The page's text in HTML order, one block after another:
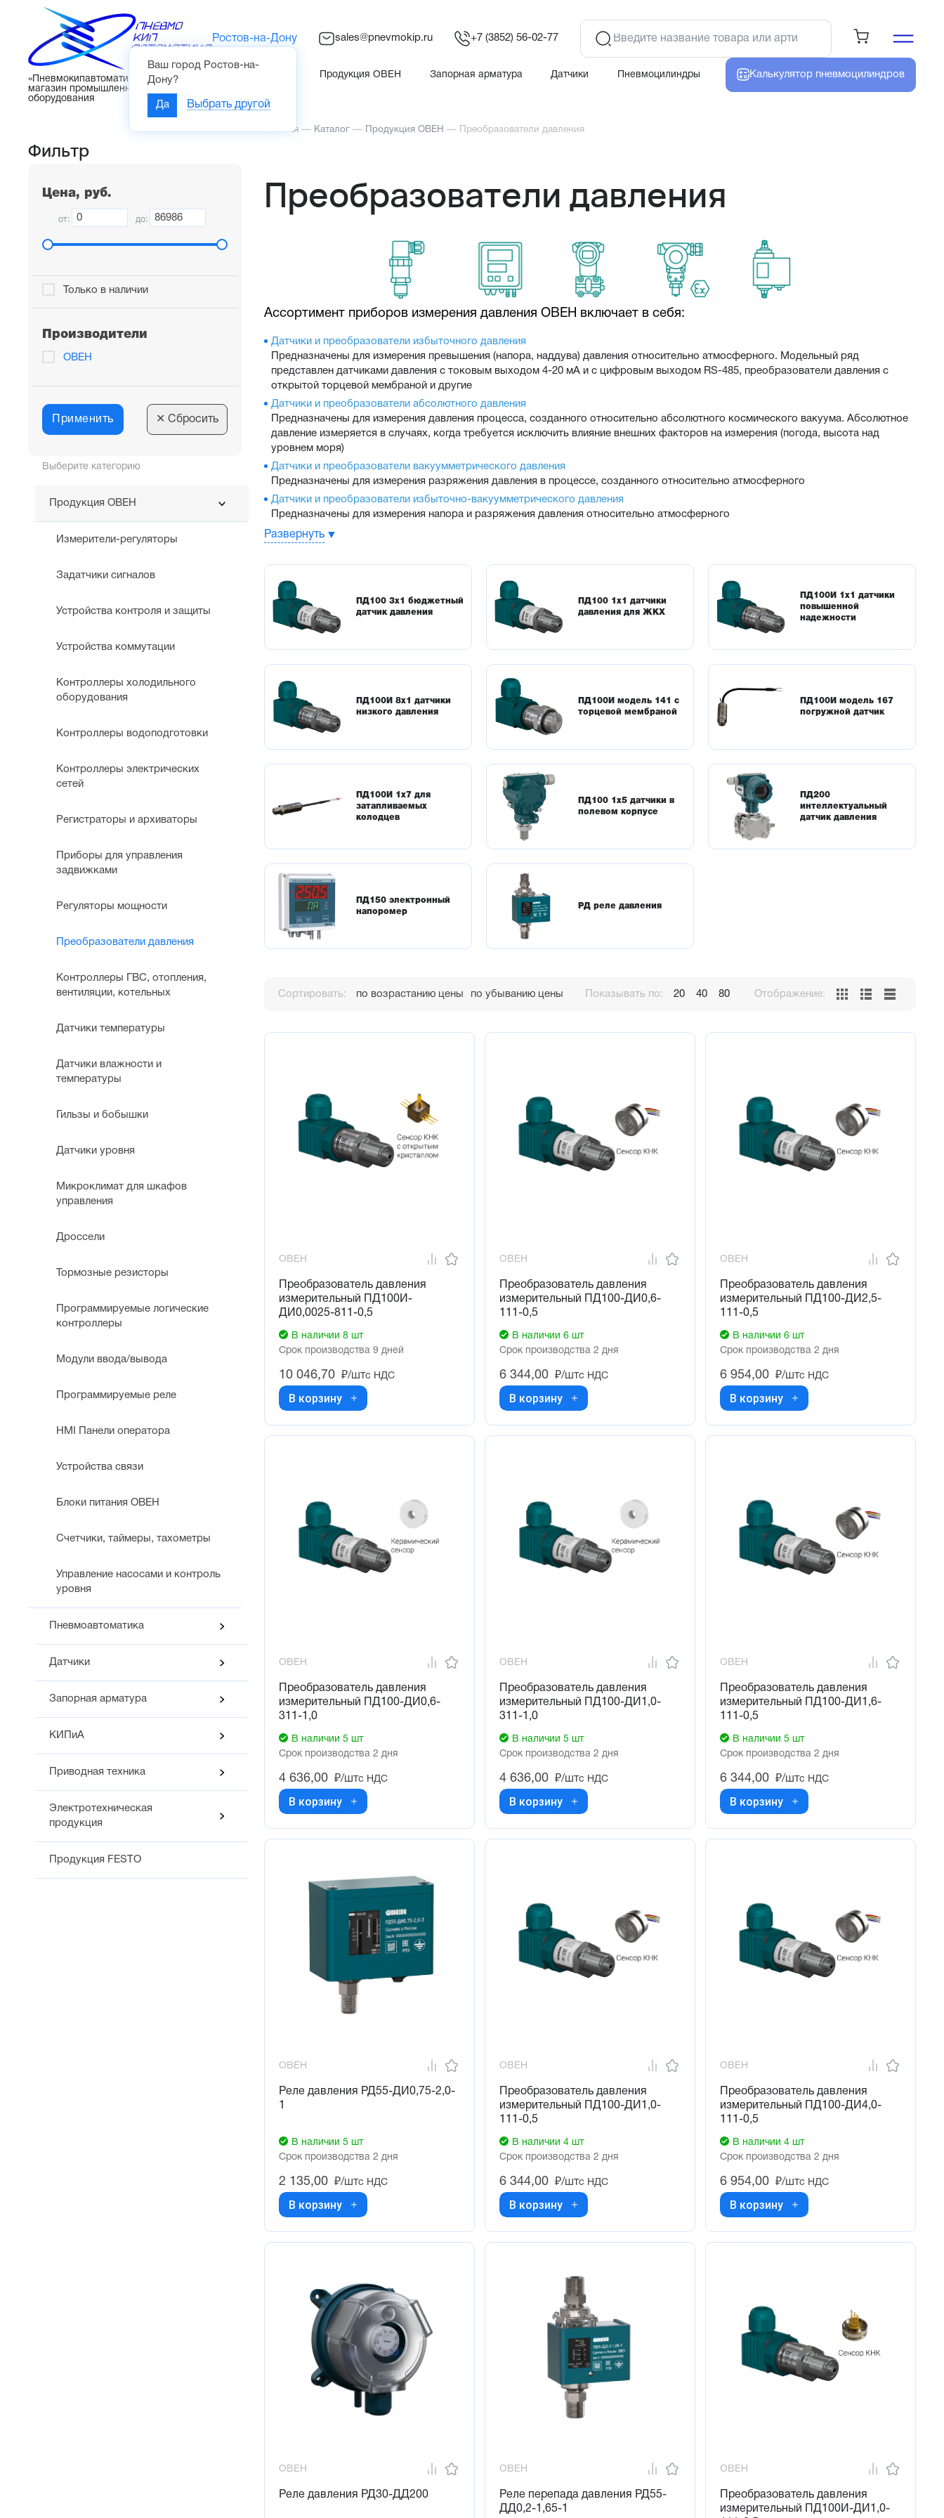
«Пневмокипавтоматика» – интернет-
магазин промышленного
оборудования
Ростов-на-Дону
Ваш город Ростов-на-
Дону?
Да Выбрать другой
sales@pnevmokip.ru +7 (3852) 56-02-77
Продукция ОВЕН Запорная арматура Датчики Пневмоцилиндры Калькулятор пневмоцилиндров
Выберите категорию
Продукция ОВЕН
Измерители-регуляторы
Задатчики сигналов
Устройства контроля и защиты
Устройства коммутации
Контроллеры холодильного
оборудования
Контроллеры водоподготовки
Контроллеры электрических
сетей
Регистраторы и архиваторы
Приборы для управления
задвижками
Регуляторы мощности
Преобразователи давления
Контроллеры ГВС, отопления,
вентиляции, котельных
Датчики температуры
Датчики влажности и
температуры
Гильзы и бобышки
Датчики уровня
Микроклимат для шкафов
управления
Дроссели
Тормозные резисторы
Программируемые логические
контроллеры
Модули ввода/вывода
Программируемые реле
HMI Панели оператора
Устройства связи
Блоки питания ОВЕН
Счетчики, таймеры, тахометры
Управление насосами и контроль
уровня
Пневмоавтоматика
Датчики
Запорная арматура
КИПиА
Приводная техника
Электротехническая
продукция
Продукция FESTO
Фильтр
Цена, руб.
от: до:
Только в наличии
Производители
ОВЕН
Применить ✕ Сбросить
Главная — Каталог — Продукция ОВЕН — Преобразователи давления
Преобразователи давления
Ассортимент приборов измерения давления ОВЕН включает в себя:
Датчики и преобразователи избыточного давления
Предназначены для измерения превышения (напора, наддува) давления относительно атмосферного. Модельный ряд
представлен датчиками давления с токовым выходом 4-20 мА и с цифровым выходом RS-485, преобразователи давления с
открытой торцевой мембраной и другие
Датчики и преобразователи абсолютного давления
Предназначены для измерения давления процесса, созданного относительно абсолютного космического вакуума. Абсолютное
давление измеряется в случаях, когда требуется исключить влияние внешних факторов на измерения (погода, высота над
уровнем моря)
Датчики и преобразователи вакуумметрического давления
Предназначены для измерения разряжения давления в процессе, созданного относительно атмосферного
Датчики и преобразователи избыточно-вакуумметрического давления
Предназначены для измерения напора и разряжения давления относительно атмосферного
Датчики и преобразователи дифференциального давления
Погружные датчики и преобразователи гидростатического давления
Предназначены для измерения избыточного давления столба жидкости над точкой погружения датчика
Механические реле избыточного давления
кондиционирования зданий
Развернуть
ПД100 3х1 бюджетный
датчик давления
ПД100 1х1 датчики
давления для ЖКХ
ПД100И 1х1 датчики
повышенной
надежности
ПД100И 8х1 датчики
низкого давления
ПД100И модель 141 с
торцевой мембраной
ПД100И модель 167
погружной датчик
ПД100И 1х7 для
затапливаемых
колодцев
ПД100 1х5 датчики в
полевом корпусе
ПД200
интеллектуальный
датчик давления
ПД150 электронный
напоромер
РД реле давления
Сортировать: по возрастанию цены по убыванию цены Показывать по: 20 40 80 Отображение:
ОВЕН
Преобразователь давления
измерительный ПД100И-
ДИ0,0025-811-0,5
В наличии 8 шт
Срок производства 9 дней
10 046,70 ₽/штс НДС
В корзину
ОВЕН
Преобразователь давления
измерительный ПД100-ДИ0,6-
111-0,5
В наличии 6 шт
Срок производства 2 дня
6 344,00 ₽/штс НДС
В корзину
ОВЕН
Преобразователь давления
измерительный ПД100-ДИ2,5-
111-0,5
В наличии 6 шт
Срок производства 2 дня
6 954,00 ₽/штс НДС
В корзину
ОВЕН
Преобразователь давления
измерительный ПД100-ДИ0,6-
311-1,0
В наличии 5 шт
Срок производства 2 дня
4 636,00 ₽/штс НДС
В корзину
ОВЕН
Преобразователь давления
измерительный ПД100-ДИ1,0-
311-1,0
В наличии 5 шт
Срок производства 2 дня
4 636,00 ₽/штс НДС
В корзину
ОВЕН
Преобразователь давления
измерительный ПД100-ДИ1,6-
111-0,5
В наличии 5 шт
Срок производства 2 дня
6 344,00 ₽/штс НДС
В корзину
ОВЕН
Реле давления РД55-ДИ0,75-2,0-
В наличии 5 шт
Срок производства 2 дня
2 135,00 ₽/штс НДС
В корзину
ОВЕН
Преобразователь давления
измерительный ПД100-ДИ1,0-
111-0,5
В наличии 4 шт
Срок производства 2 дня
6 344,00 ₽/штс НДС
В корзину
ОВЕН
Преобразователь давления
измерительный ПД100-ДИ4,0-
111-0,5
В наличии 4 шт
Срок производства 2 дня
6 954,00 ₽/штс НДС
В корзину
ОВЕН
Реле давления РД30-ДД200
ОВЕН
Реле перепада давления РД55-
ДД0,2-1,65-1
ОВЕН
Преобразователь давления
измерительный ПД100И-ДИ1,0-